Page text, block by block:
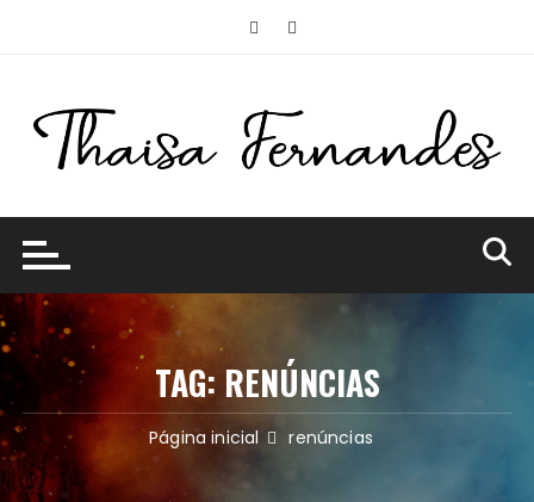
TAG: RENÚNCIAS
Página inicial renúncias